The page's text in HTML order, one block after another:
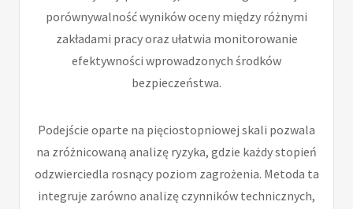
porównywalność wyników oceny między różnymi
zakładami pracy oraz ułatwia monitorowanie
efektywności wprowadzonych środków
bezpieczeństwa.
Podejście oparte na pięciostopniowej skali pozwala
na zróżnicowaną analizę ryzyka, gdzie każdy stopień
odzwierciedla rosnący poziom zagrożenia. Metoda ta
integruje zarówno analizę czynników technicznych,